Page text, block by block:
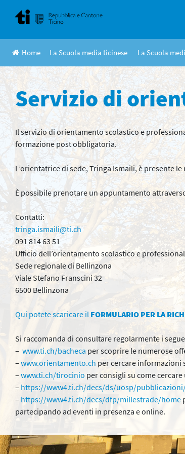
content
Home La Scuola media ticinese La Scuola
Servizio di
Il servizio di orientamento scolastico e
formazione post obbligatoria.
L’orientatrice di sede, Tringa Ismaili, è presente
È possibile prenotare un appuntamento
Contatti:
tringa.ismaili@ti.ch
091 814 63 51
Ufficio dell’orientamento scolastico e
Sede regionale di Bellinzona
Viale Stefano Franscini 32
6500 Bellinzona
Qui potete scaricare il FORMULARIO PER LA
Si raccomanda di consultare regolarmente i
– www.ti.ch/bacheca per scoprire le numerose
– www.orientamento.ch per cercare
– www.ti.ch/tirocinio per consigli su come
– https://www4.ti.ch/decs/ds/uosp/
– https://www4.ti.ch/decs/dfp/millestrade/home
partecipando ad eventi in presenza e online.